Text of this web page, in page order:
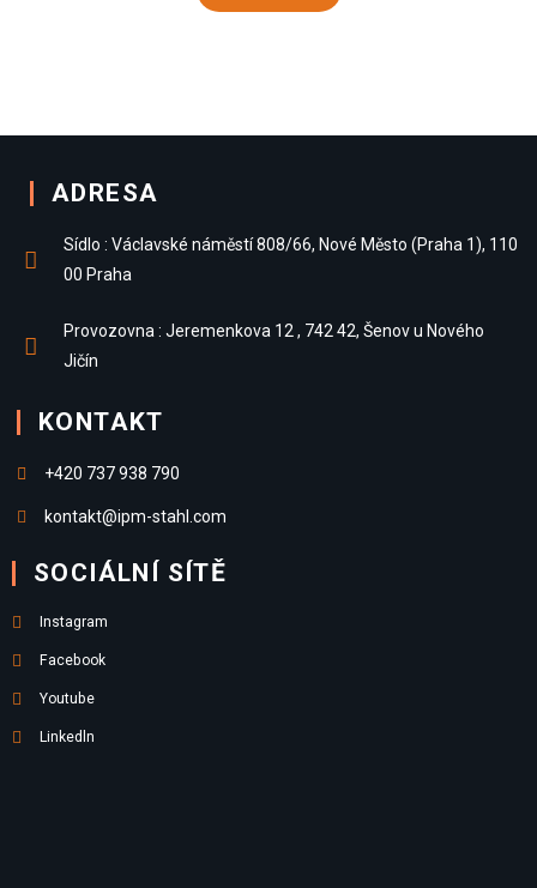
ADRESA
Sídlo : Václavské náměstí 808/66, Nové Město (Praha 1), 110
00 Praha
Provozovna : Jeremenkova 12 , 742 42, Šenov u Nového
Jičín
KONTAKT
+420 737 938 790
kontakt@ipm-stahl.com
SOCIÁLNÍ SÍTĚ
Instagram
Facebook
Youtube
Linkedln